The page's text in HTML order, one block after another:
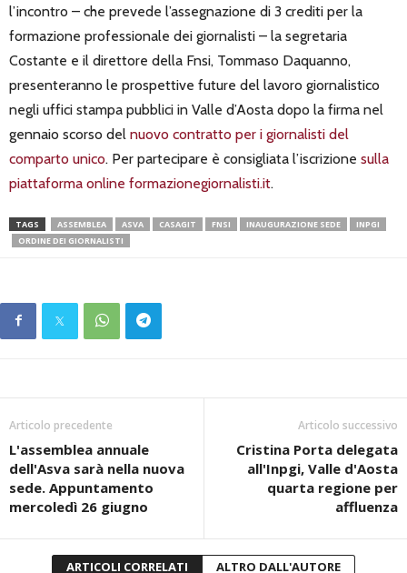
l’incontro – che prevede l’assegnazione di 3 crediti per la
formazione professionale dei giornalisti – la segretaria
Costante e il direttore della Fnsi, Tommaso Daquanno,
presenteranno le prospettive future del lavoro giornalistico
negli uffici stampa pubblici in Valle d’Aosta dopo la firma nel
gennaio scorso del nuovo contratto per i giornalisti del
comparto unico. Per partecipare è consigliata l’iscrizione sulla
piattaforma online formazionegiornalisti.it.
TAGS ASSEMBLEA ASVA CASAGIT FNSI INAUGURAZIONE SEDE
INPGI
ORDINE DEI GIORNALISTI
Articolo precedente
L'assemblea annuale
dell'Asva sarà nella nuova
sede. Appuntamento
mercoledì 26 giugno
Articolo successivo
Cristina Porta delegata
all'Inpgi, Valle d'Aosta
quarta regione per
affluenza
ARTICOLI CORRELATI ALTRO DALL'AUTORE